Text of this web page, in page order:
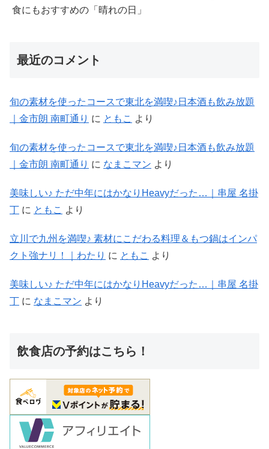
食にもおすすめの「晴れの日」
最近のコメント
旬の素材を使ったコースで東北を満喫♪日本酒も飲み放題
｜金市朗 南町通り に ともこ より
旬の素材を使ったコースで東北を満喫♪日本酒も飲み放題
｜金市朗 南町通り に なまこマン より
美味しい♪ ただ中年にはかなりHeavyだった…｜串屋 名掛
丁 に ともこ より
立川で九州を満喫♪ 素材にこだわる料理＆もつ鍋はインパ
クト強ナリ！｜わたり に ともこ より
美味しい♪ ただ中年にはかなりHeavyだった…｜串屋 名掛
丁 に なまこマン より
飲食店の予約はこちら！